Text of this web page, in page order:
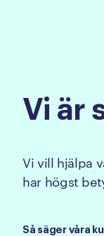
Vi är
Vi vill hjälpa
har högst
Så säger våra